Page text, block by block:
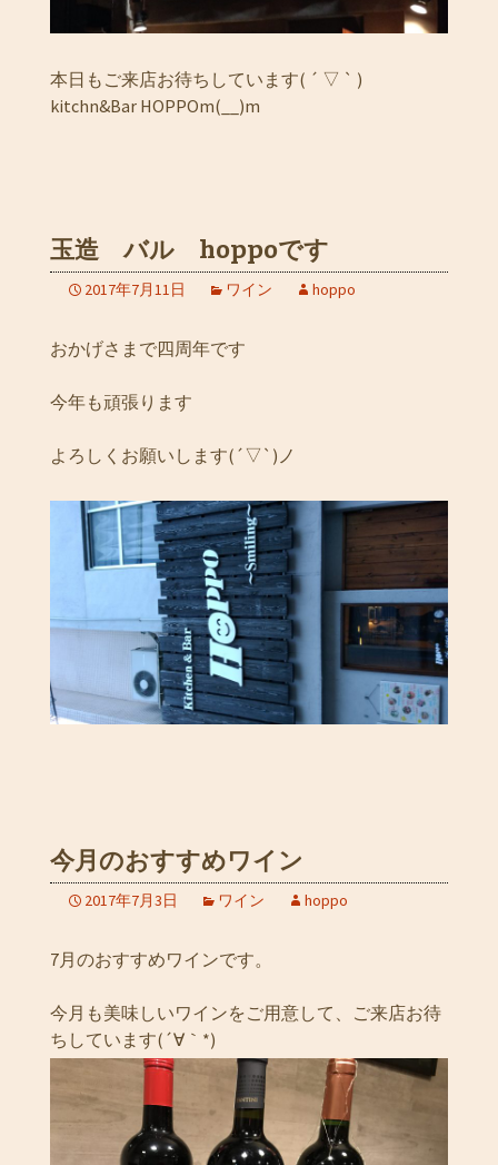
本日もご来店お待ちしています( ´ ▽ ` )
kitchn&Bar HOPPOm(__)m
玉造 バル hoppoです
2017年7月11日 ワイン hoppo
おかげさまで四周年です
今年も頑張ります
よろしくお願いします(´▽`)ノ
今月のおすすめワイン
2017年7月3日 ワイン hoppo
7月のおすすめワインです。
今月も美味しいワインをご用意して、ご来店お待
ちしています(´∀｀*)